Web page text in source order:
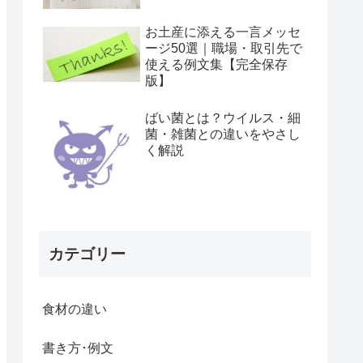
お土産に添える一言メッセ
ージ50選｜職場・取引先で
使える例文集【完全保存
版】
ばい菌とは？ウイルス・細
菌・雑菌との違いをやさし
く解説
カテゴリー
食材の違い
書き方･例文